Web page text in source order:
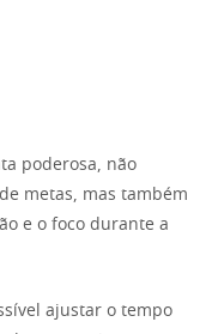
poderosa, não
metas, mas também
e o foco durante a
ajustar o tempo